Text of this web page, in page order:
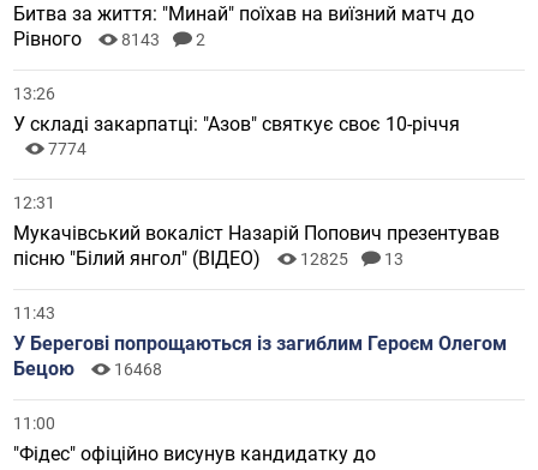
Битва за життя: "Минай" поїхав на виїзний матч до
Рівного
8143 2
13:26
У складі закарпатці: "Азов" святкує своє 10-річчя
7774
12:31
Мукачівський вокаліст Назарій Попович презентував
пісню "Білий янгол" (ВІДЕО)
12825 13
11:43
У Берегові попрощаються із загиблим Героєм Олегом
Бецою
16468
11:00
"Фідес" офіційно висунув кандидатку до